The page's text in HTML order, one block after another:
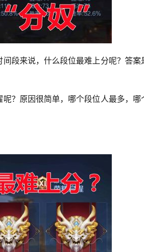
段来说，什么段位最难上分呢？答案
？原因很简单，哪个段位人最多，哪